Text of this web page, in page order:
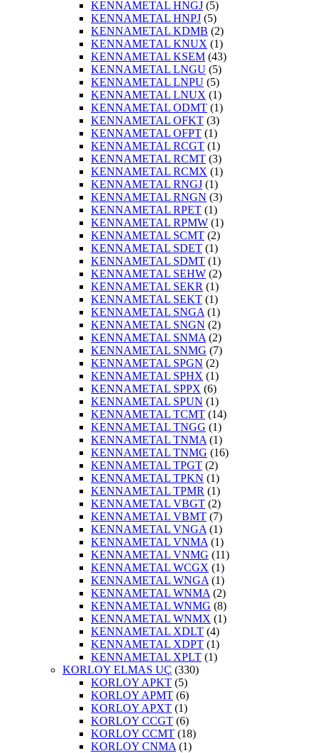
KENNAMETAL HNGJ (5)
KENNAMETAL HNPJ (5)
KENNAMETAL KDMB (2)
KENNAMETAL KNUX (1)
KENNAMETAL KSEM (43)
KENNAMETAL LNGU (5)
KENNAMETAL LNPU (5)
KENNAMETAL LNUX (1)
KENNAMETAL ODMT (1)
KENNAMETAL OFKT (3)
KENNAMETAL OFPT (1)
KENNAMETAL RCGT (1)
KENNAMETAL RCMT (3)
KENNAMETAL RCMX (1)
KENNAMETAL RNGJ (1)
KENNAMETAL RNGN (3)
KENNAMETAL RPET (1)
KENNAMETAL RPMW (1)
KENNAMETAL SCMT (2)
KENNAMETAL SDET (1)
KENNAMETAL SDMT (1)
KENNAMETAL SEHW (2)
KENNAMETAL SEKR (1)
KENNAMETAL SEKT (1)
KENNAMETAL SNGA (1)
KENNAMETAL SNGN (2)
KENNAMETAL SNMA (2)
KENNAMETAL SNMG (7)
KENNAMETAL SPGN (2)
KENNAMETAL SPHX (1)
KENNAMETAL SPPX (6)
KENNAMETAL SPUN (1)
KENNAMETAL TCMT (14)
KENNAMETAL TNGG (1)
KENNAMETAL TNMA (1)
KENNAMETAL TNMG (16)
KENNAMETAL TPGT (2)
KENNAMETAL TPKN (1)
KENNAMETAL TPMR (1)
KENNAMETAL VBGT (2)
KENNAMETAL VBMT (7)
KENNAMETAL VNGA (1)
KENNAMETAL VNMA (1)
KENNAMETAL VNMG (11)
KENNAMETAL WCGX (1)
KENNAMETAL WNGA (1)
KENNAMETAL WNMA (2)
KENNAMETAL WNMG (8)
KENNAMETAL WNMX (1)
KENNAMETAL XDLT (4)
KENNAMETAL XDPT (1)
KENNAMETAL XPLT (1)
KORLOY ELMAS UÇ (330)
KORLOY APKT (5)
KORLOY APMT (6)
KORLOY APXT (1)
KORLOY CCGT (6)
KORLOY CCMT (18)
KORLOY CNMA (1)